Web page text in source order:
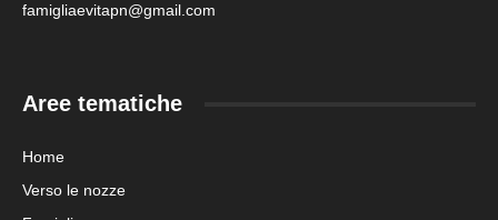
famigliaevitapn@gmail.com
Aree tematiche
Home
Verso le nozze